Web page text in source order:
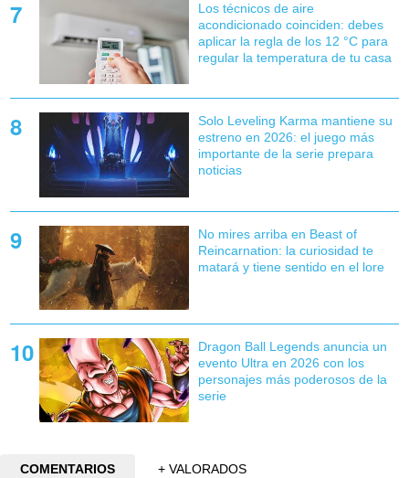
Los técnicos de aire
acondicionado coinciden: debes
aplicar la regla de los 12 °C para
regular la temperatura de tu casa
Solo Leveling Karma mantiene su
estreno en 2026: el juego más
importante de la serie prepara
noticias
No mires arriba en Beast of
Reincarnation: la curiosidad te
matará y tiene sentido en el lore
Dragon Ball Legends anuncia un
evento Ultra en 2026 con los
personajes más poderosos de la
serie
COMENTARIOS
+ VALORADOS